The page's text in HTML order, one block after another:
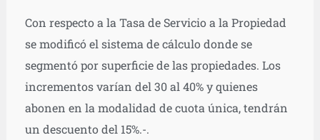
Con respecto a la Tasa de Servicio a la Propiedad
se modificó el sistema de cálculo donde se
segmentó por superficie de las propiedades. Los
incrementos varían del 30 al 40% y quienes
abonen en la modalidad de cuota única, tendrán
un descuento del 15%.-.